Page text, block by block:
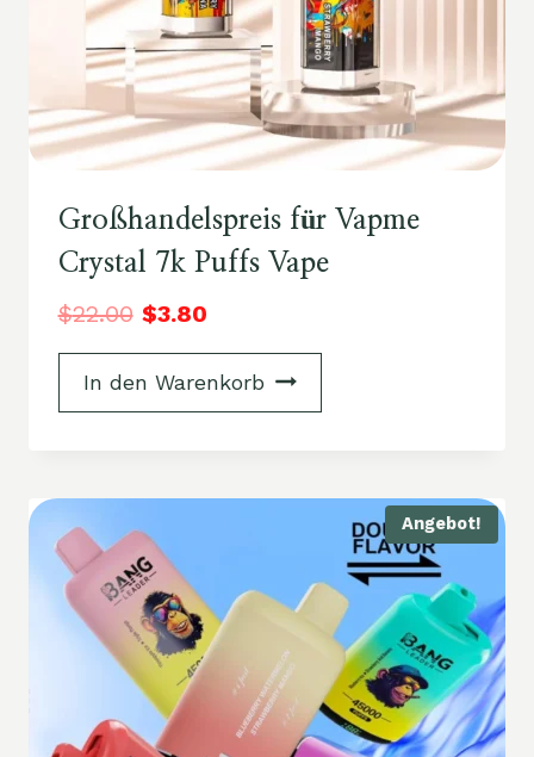
Großhandelspreis für Vapme
Crystal 7k Puffs Vape
$22.00 $3.80
In den Warenkorb
Angebot!